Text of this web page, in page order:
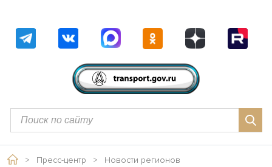
> Пресс-центр > Новости регионов